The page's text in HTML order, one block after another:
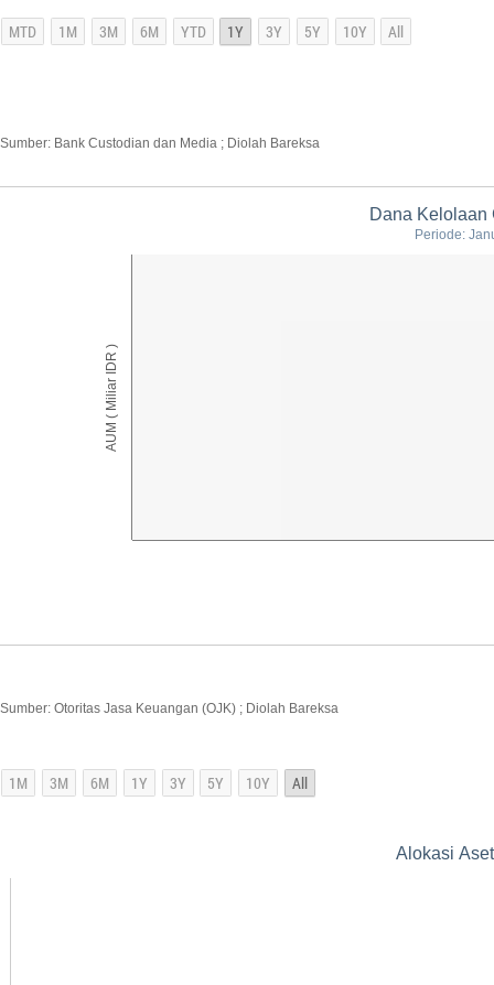
Sumber: Bank Custodian dan Media ; Diolah Bareksa
AUM ( Miliar IDR )
Dana Kelolaan
Periode:
Sumber: Otoritas Jasa Keuangan (OJK) ; Diolah Bareksa
Alokasi